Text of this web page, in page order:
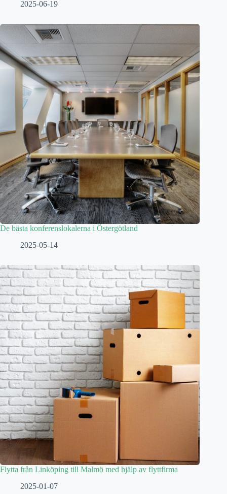
2025-06-19
De bästa konferenslokalerna i Östergötland
2025-05-14
Flytta från Linköping till Malmö med hjälp av flyttfirma
2025-01-07